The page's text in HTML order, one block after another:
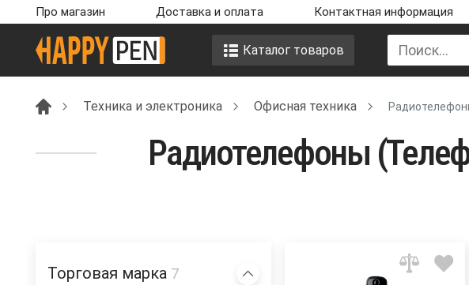
Про магазин Доставка и оплата Контактная информация
Каталог товаров
Техника и электроника Офисная техника
Радиотелефоны
Торговая марка 7